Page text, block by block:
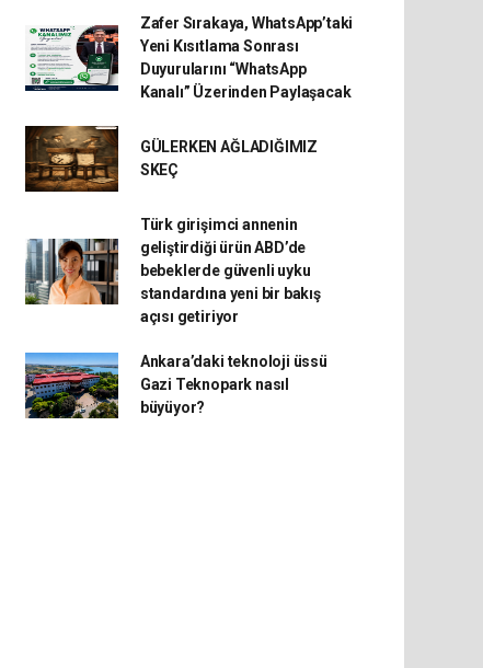
Zafer Sırakaya, WhatsApp’taki
Yeni Kısıtlama Sonrası
Duyurularını “WhatsApp
Kanalı” Üzerinden Paylaşacak
GÜLERKEN AĞLADIĞIMIZ
SKEÇ
Türk girişimci annenin
geliştirdiği ürün ABD’de
bebeklerde güvenli uyku
standardına yeni bir bakış
açısı getiriyor
Ankara’daki teknoloji üssü
Gazi Teknopark nasıl
büyüyor?